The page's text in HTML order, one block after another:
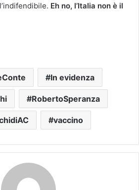
Eh no, l’Italia non è il
In evidenza
RobertoSperanza
vaccino